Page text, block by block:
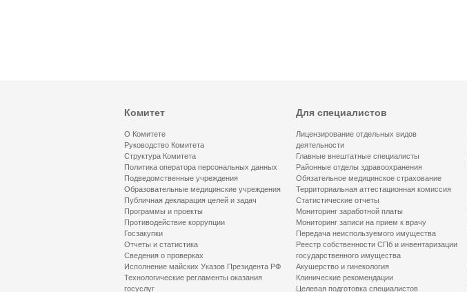
Комитет
О Комитете
Руководство Комитета
Структура Комитета
Политика оператора персональных данных
Подведомственные учреждения
Образовательные медицинские учреждения
Публичная декларация целей и задач
Программы и проекты
Противодействие коррупции
Госзакупки
Отчеты и статистика
Сведения о проверках
Исполнение майских Указов Президента РФ
Технологические регламенты оказания
госуслуг
Для специалистов
Лицензирование отдельных видов
деятельности
Главные внештатные специалисты
Районные отделы здравоохранения
Обязательное медицинское страхование
Территориальная аттестационная комиссия
Статистические отчеты
Мониторинг заработной платы
Мониторинг записи на прием к врачу
Передача неиспользуемого имущества
Реестр собственности СПб и инвентаризации
государственного имущества
Акушерство и гинекология
Клинические рекомендации
Целевая подготовка специалистов